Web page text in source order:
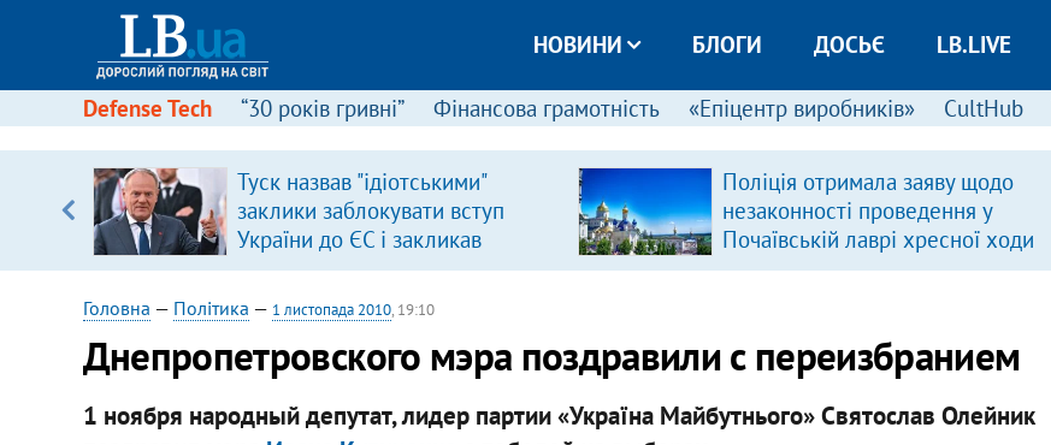
НОВИНИ БЛОГИ ДОСЬЄ LB.LIVE
Defense Tech “30 років гривні” Фінансова грамотність «Епіцентр виробників» CultHub
Туск назвав "ідіотськими"
заклики заблокувати вступ
України до ЄС і закликав
припинити антиукраїнську
риторику
Поліція отримала заяву щодо
незаконності проведення у
Почаївській лаврі хресної ходи
Головна — Політика — 1 листопада 2010, 19:10
Днепропетровского мэра поздравили с переизбранием
1 ноября народный депутат, лидер партии «Україна Майбутнього» Святослав Олейник